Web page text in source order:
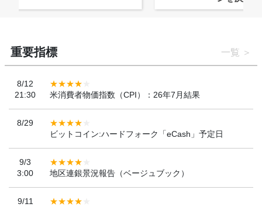
重要指標 一覧
8/12
21:30
米消費者物価指数（CPI）：26年7月結果
8/29
ビットコイン:ハードフォーク「eCash」予定日
9/3
3:00
地区連銀景況報告（ベージュブック）
9/11